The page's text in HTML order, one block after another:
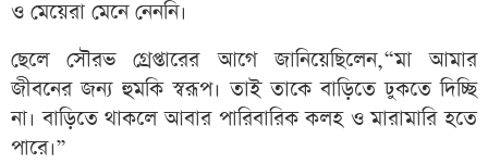
ও মেয়েরা মেনে নেননি।
ছেলে সৌরভ গ্রেপ্তারের আগে জানিয়েছিলেন,“মা আমার
জীবনের জন্য হুমকি স্বরূপ। তাই তাকে বাড়িতে ঢুকতে দিচ্ছি
না। বাড়িতে থাকলে আবার পারিবারিক কলহ ও মারামারি হতে
পারে।”